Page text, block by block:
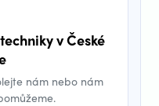
v České
nám nebo nám